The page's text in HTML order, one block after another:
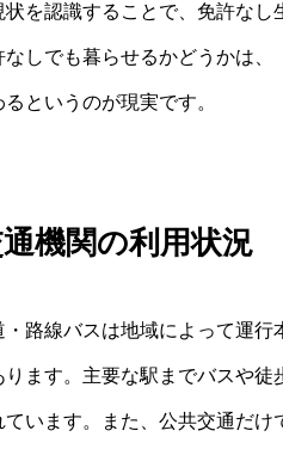
状を認識することで、免許な
なしでも暮らせるかどうかは
というのが現実です。
機関の利用状況
・路線バスは地域によって運
ります。主要な駅までバスや
います。また、公共交通だけ